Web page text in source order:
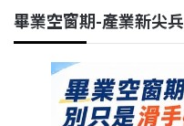
畢業空窗期-產業新尖兵